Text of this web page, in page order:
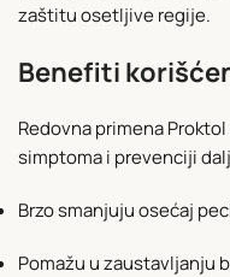
zaštitu osetljive regije.
Benefiti
Redovna primena
simptoma i prevenciji
Brzo smanjuju osećaj
Pomažu u zaustavljanju